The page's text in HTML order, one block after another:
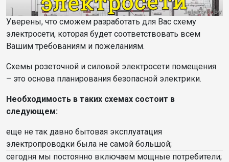
Уверены, что сможем разработать для Вас схему
электросети, которая будет соответствовать всем
Вашим требованиям и пожеланиям.
Схемы розеточной и силовой электросети помещения
– это основа планирования безопасной электрики.
Необходимость в таких схемах состоит в
следующем:
еще не так давно бытовая эксплуатация
электропроводки была не самой большой;
сегодня мы постоянно включаем мощные потребители;